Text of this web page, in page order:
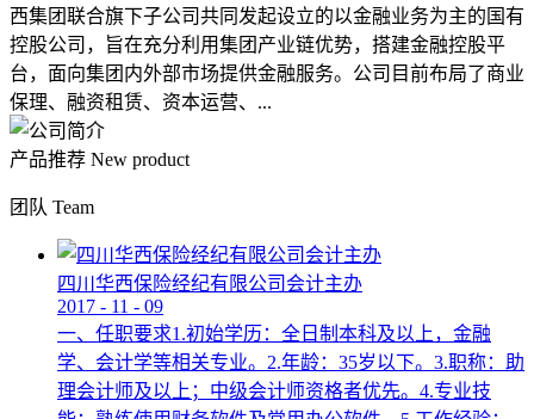
西集团联合旗下子公司共同发起设立的以金融业务为主的国有
控股公司，旨在充分利用集团产业链优势，搭建金融控股平
台，面向集团内外部市场提供金融服务。公司目前布局了商业
保理、融资租赁、资本运营、...
产品推荐 New product
团队 Team
四川华西保险经纪有限公司会计主办
2017 - 11 - 09
一、任职要求1.初始学历：全日制本科及以上，金融
学、会计学等相关专业。2.年龄：35岁以下。3.职称：助
理会计师及以上；中级会计师资格者优先。4.专业技